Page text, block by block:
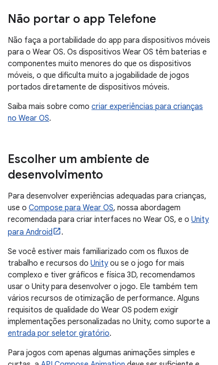
Não portar o app Telefone
Não faça a portabilidade do app para dispositivos móveis
para o Wear OS. Os dispositivos Wear OS têm baterias e
componentes muito menores do que os dispositivos
móveis, o que dificulta muito a jogabilidade de jogos
portados diretamente de dispositivos móveis.
Saiba mais sobre como criar experiências para crianças
no Wear OS.
Escolher um ambiente de
desenvolvimento
Para desenvolver experiências adequadas para crianças,
use o Compose para Wear OS, nossa abordagem
recomendada para criar interfaces no Wear OS, e o Unity
para Android
.
Se você estiver mais familiarizado com os fluxos de
trabalho e recursos do Unityou se o jogo for mais
complexo e tiver gráficos e física 3D, recomendamos
usar o Unity para desenvolver o jogo. Ele também tem
vários recursos de otimização de performance. Alguns
requisitos de qualidade do Wear OS podem exigir
implementações personalizadas no Unity, como suporte a
entrada por seletor giratório.
Para jogos com apenas algumas animações simples e